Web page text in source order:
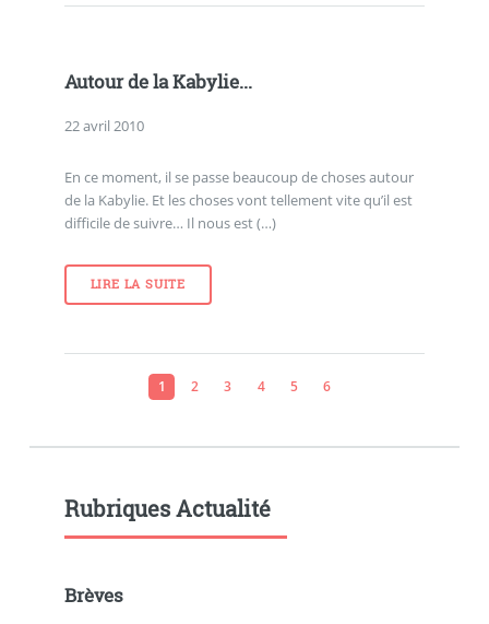
Autour de la Kabylie...
22 avril 2010
En ce moment, il se passe beaucoup de choses autour
de la Kabylie. Et les choses vont tellement vite qu’il est
difficile de suivre… Il nous est (…)
LIRE LA SUITE
1 2 3 4 5 6
Rubriques Actualité
Brèves